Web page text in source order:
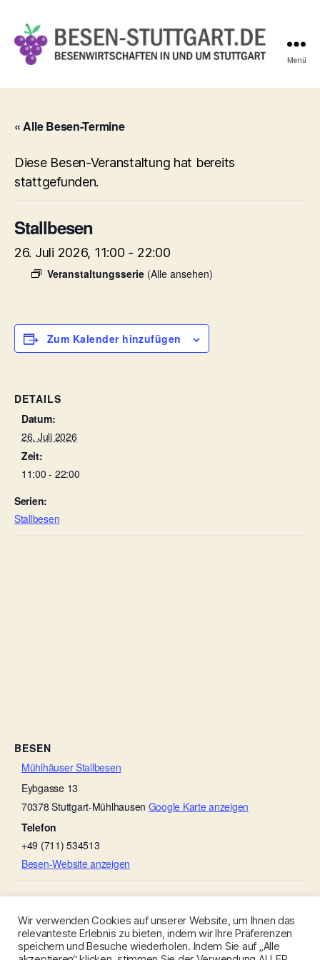
Stuttgart.de
Menü
« Alle Besen-Termine
Diese Besen-Veranstaltung hat bereits
stattgefunden.
Stallbesen
26. Juli 2026, 11:00 - 22:00
Veranstaltungsserie (Alle ansehen)
Zum Kalender hinzufügen
DETAILS
Datum:
26. Juli 2026
Zeit:
11:00 - 22:00
Serien:
Stallbesen
BESEN
Mühlhäuser Stallbesen
Eybgasse 13
70378 Stuttgart-Mühlhausen Google Karte anzeigen
Telefon
+49 (711) 534513
Besen-Website anzeigen
Wir verwenden Cookies auf unserer Website, um Ihnen das
relevanteste Erlebnis zu bieten, indem wir Ihre Präferenzen
speichern und Besuche wiederholen. Indem Sie auf „Alle